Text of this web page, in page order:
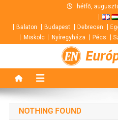
content
hétfő,
Balaton Budapest Debrecen
Miskolc
Nyíregyháza Pécs
NOTHING FOUND